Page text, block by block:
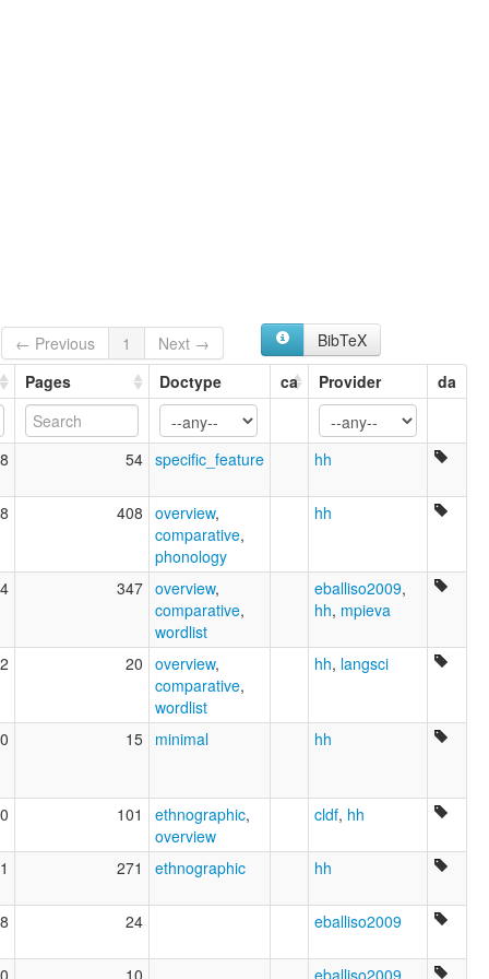
← Previous 1 Next →
BibTeX
Pages Doctype ca Provider da
54 specific_feature hh
408 overview,
comparative,
phonology
hh
347 overview,
comparative,
wordlist
eballiso2009,
hh, mpieva
20 overview,
comparative,
wordlist
hh, langsci
15 minimal hh
101 ethnographic,
overview
cldf, hh
271 ethnographic hh
24 eballiso2009